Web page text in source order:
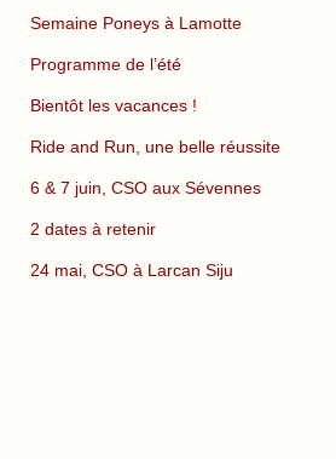
Semaine Poneys à Lamotte
Programme de l’été
Bientôt les vacances !
Ride and Run, une belle réussite
6 & 7 juin, CSO aux Sévennes
2 dates à retenir
24 mai, CSO à Larcan Siju